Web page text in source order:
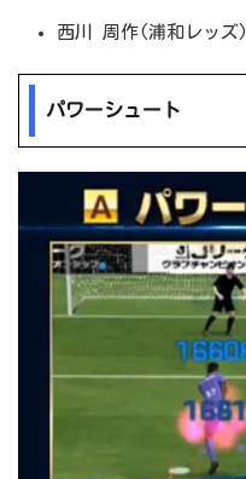
西川 周作(浦和レッズ)
パワーシュート